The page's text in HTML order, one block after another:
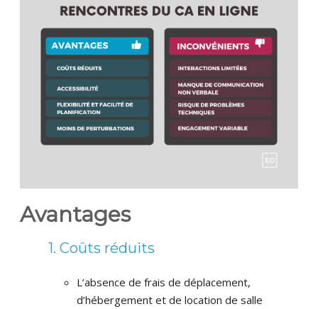
Avantages
1. Coûts réduits
L’absence de frais de déplacement,
d’hébergement et de location de salle